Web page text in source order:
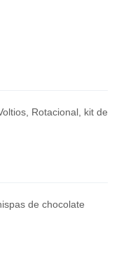
Rotacional, kit de
de chocolate